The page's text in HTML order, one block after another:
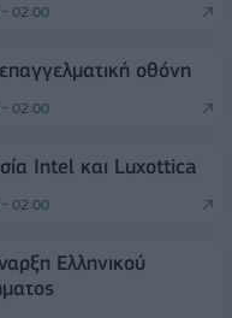
02:00
οθόνη
02:00
Intel και Luxottica
02:00
Ελληνικού